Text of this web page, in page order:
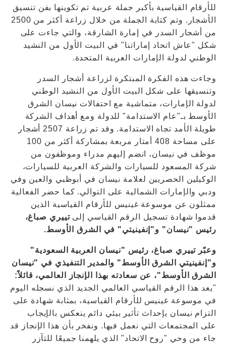
للأرقام القياسية بأكبر جملة عربية تم تكوينها بفن تنسيق
الأشجار. وتم كتابة الجملة من خلال زراعة أكثر من 2500
من أشجار السدر في إمارة الشارقة، والتي جاءت على
شكل "عاش اتحاد إماراتنا" في البيت الأول من النشيد
الوطني لدولة الإمارات العربية المتحدة.
وجاءت هذه الفكرة المبتكرة لزراعة أشجار السدر
وتنسيقها على شكل البيت الأول من النشيد الوطني
لدولة الإمارات، متماشية مع احتفالات نيسان الشرق
الأوسط بـ"عام الاستدامة" للدولة ومع أهداف الشركة
طويلة الأمد تجاه الاستدامة. وقد تم زراعة 2507 أشجار
على مساحة 408 أمتار مربعة بمشاركة أكثر من 100
موظف في نيسان، انضم إليهم مدراء وموظفون من
شركة المسعود للسيارات والشركة العربية للسيارات،
الوكيلين الحصريين لعلامة نيسان في أبوظبي والعين وفي
ودبي والإمارات الشمالية على التوالي. كما حضر الفعالية
ممثلون عن موسوعة غينيس للأرقام القياسية الذين
قدموا شهادة تسجيل الرقم القياسي إلىتييري صباغ،
رئيس "نيسان" و"إنفينيتي" في الشرق الأوسط.
وعبّر تييري صباغ، رئيس "نيسان العربية السعودية"
و"إنفينيتي الشرق الأوسط" والمدير التنفيذي في "نيسان
الشرق الأوسط"، عن سعادته بهذا الإنجاز العالمي، قائلاً:
"يعد هذا الرقم القياسي العالمي الجديد الذي نسجله اليوم
في موسوعة غينيس للأرقام القياسية، بمثابة شهادة على
التزام نيسان بإحداث تأثير بيئي دائم ينعكس بالإيجاب
على المجتمعات التي نعمل فيها. ونفخر بأن هذا الإنجاز قد
جاء من وحي "روح الاتحاد" الذي يلهمنا جميعًا للتآزر